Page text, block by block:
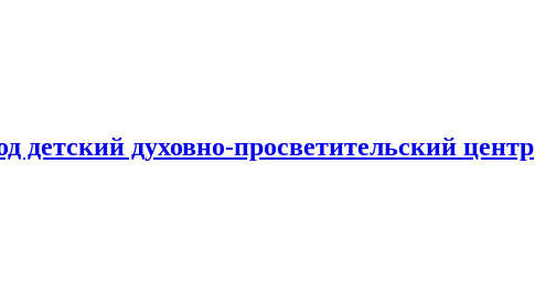
детский духовно-просветительский центр